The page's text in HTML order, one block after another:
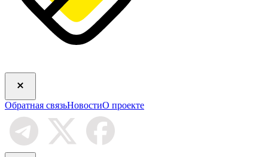
Обратная связьНовостиО проекте